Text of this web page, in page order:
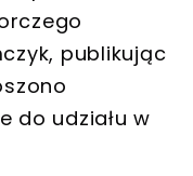
publikując
do udziału w